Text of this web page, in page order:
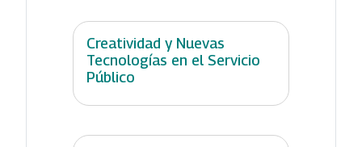
Creatividad y Nuevas
Tecnologías en el Servicio
Público